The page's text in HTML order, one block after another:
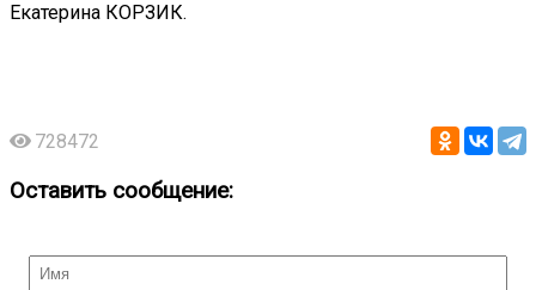
Екатерина КОРЗИК.
728472
Оставить сообщение: